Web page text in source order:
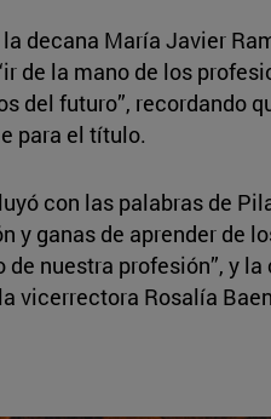
decana María Javier
de la mano de los
del futuro”, recordando
para el título.
con las palabras de
y ganas de aprender de
de nuestra profesión”, y
vicerrectora Rosalía